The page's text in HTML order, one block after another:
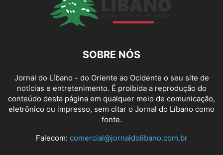
SOBRE NÓS
Jornal do Líbano - do Oriente ao Ocidente o seu site de
notícias e entretenimento. É proibida a reprodução do
conteúdo desta página em qualquer meio de comunicação,
eletrônico ou impresso, sem citar o Jornal do Líbano como
fonte.
Falecom: comercial@jornaldolibano.com.br